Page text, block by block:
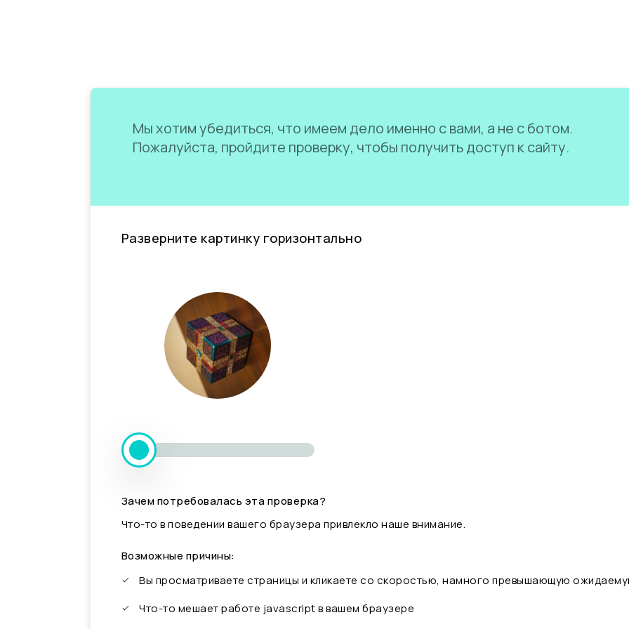
Мы хотим убедиться, что имеем дело именно с вами, а не с ботом.
Пожалуйста, пройдите проверку, чтобы получить доступ к сайту.
Разверните картинку горизонтально
Зачем потребовалась эта проверка?
Что-то в поведении вашего браузера привлекло наше внимание.
Возможные причины:
Вы просматриваете страницы и кликаете со скоростью, намного превышающую
Что-то мешает работе javascript в вашем браузере